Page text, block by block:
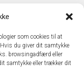
som cookies til at
du giver dit samtykke
browsingadfærd eller
samtykke eller trækker dit
28